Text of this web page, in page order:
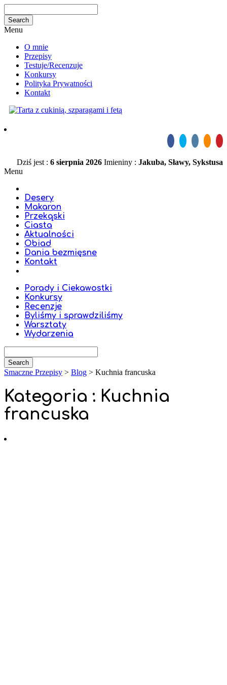
Menu
O mnie
Przepisy
Testuje/Recenzuje
Konkursy
Polityka Prywatności
Kontakt
Dziś jest : 6 sierpnia 2026 Imieniny : Jakuba, Sławy, Sykstusa
Menu
Desery
Makaron
Przekąski
Ciasta
Aktualności
Obiad
Dania bezmięsne
Kontakt
Porady i Ciekawostki
Konkursy
Recenzje
Byliśmy i sprawdziliśmy
Warsztaty
Wydarzenia
Smaczne Przepisy > Blog > Kuchnia francuska
Kategoria : Kuchnia
francuska